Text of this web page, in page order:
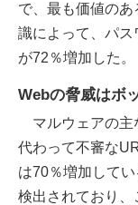
で、最も価値の
識によって、パ
が72％増加した。
Webの脅威はボ
マルウェアの主
代わって不審な
は70％増加して
検出されており